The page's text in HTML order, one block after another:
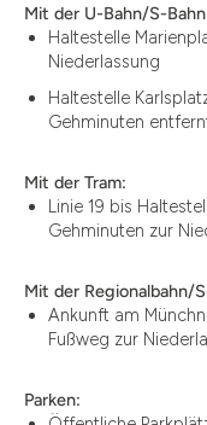
Mit der U-Bahn/S-
Haltestelle
Niederlassung
Haltestelle
Gehminuten
Mit der Tram:
Linie 19 bis
Gehminuten zur
Mit der Regionalbahn/
Ankunft am
Fußweg zur
Parken: